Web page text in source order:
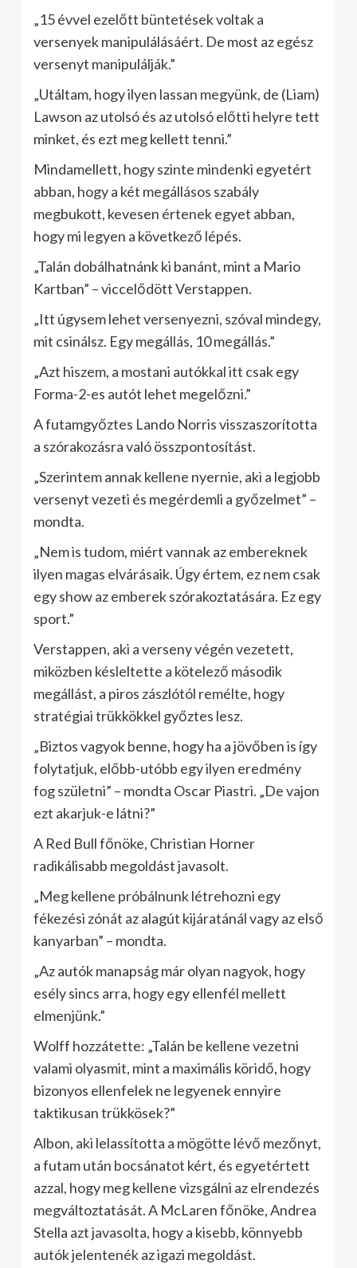
„15 évvel ezelőtt büntetések voltak a
versenyek manipulálásáért. De most az egész
versenyt manipulálják.”
„Utáltam, hogy ilyen lassan megyünk, de (Liam)
Lawson az utolsó és az utolsó előtti helyre tett
minket, és ezt meg kellett tenni.”
Mindamellett, hogy szinte mindenki egyetért
abban, hogy a két megállásos szabály
megbukott, kevesen értenek egyet abban,
hogy mi legyen a következő lépés.
„Talán dobálhatnánk ki banánt, mint a Mario
Kartban” – viccelődött Verstappen.
„Itt úgysem lehet versenyezni, szóval mindegy,
mit csinálsz. Egy megállás, 10 megállás.”
„Azt hiszem, a mostani autókkal itt csak egy
Forma-2-es autót lehet megelőzni.”
A futamgyőztes Lando Norris visszaszorította
a szórakozásra való összpontosítást.
„Szerintem annak kellene nyernie, aki a legjobb
versenyt vezeti és megérdemli a győzelmet” –
mondta.
„Nem is tudom, miért vannak az embereknek
ilyen magas elvárásaik. Úgy értem, ez nem csak
egy show az emberek szórakoztatására. Ez egy
sport.”
Verstappen, aki a verseny végén vezetett,
miközben késleltette a kötelező második
megállást, a piros zászlótól remélte, hogy
stratégiai trükkökkel győztes lesz.
„Biztos vagyok benne, hogy ha a jövőben is így
folytatjuk, előbb-utóbb egy ilyen eredmény
fog születni” – mondta Oscar Piastri. „De vajon
ezt akarjuk-e látni?”
A Red Bull főnöke, Christian Horner
radikálisabb megoldást javasolt.
„Meg kellene próbálnunk létrehozni egy
fékezési zónát az alagút kijáratánál vagy az első
kanyarban” – mondta.
„Az autók manapság már olyan nagyok, hogy
esély sincs arra, hogy egy ellenfél mellett
elmenjünk.”
Wolff hozzátette: „Talán be kellene vezetni
valami olyasmit, mint a maximális köridő, hogy
bizonyos ellenfelek ne legyenek ennyire
taktikusan trükkösek?”
Albon, aki lelassította a mögötte lévő mezőnyt,
a futam után bocsánatot kért, és egyetértett
azzal, hogy meg kellene vizsgálni az elrendezés
megváltoztatását. A McLaren főnöke, Andrea
Stella azt javasolta, hogy a kisebb, könnyebb
autók jelentenék az igazi megoldást.